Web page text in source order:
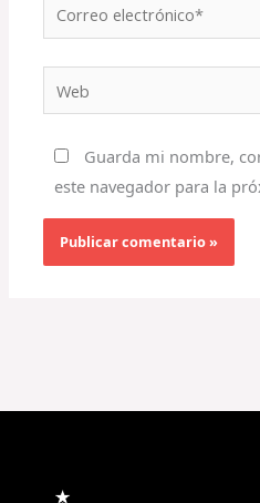
electrónico*
Guarda mi nombre,
este navegador para la